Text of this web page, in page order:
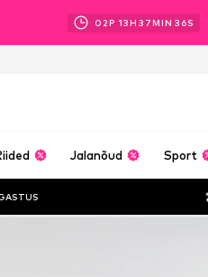
02P 13H 37MIN 33S
Jalanõud Sport